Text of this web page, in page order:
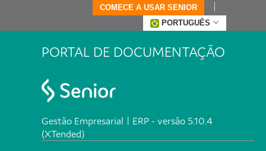
COMECE A USAR SENIOR
PORTUGUÊS
PORTAL DE DOCUMENTAÇÃO
Gestão Empresarial | ERP - versão 5.10.4
(XTended)